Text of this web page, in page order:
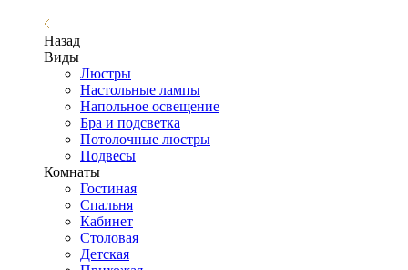
Назад
Виды
Люстры
Настольные лампы
Напольное освещение
Бра и подсветка
Потолочные люстры
Подвесы
Комнаты
Гостиная
Спальня
Кабинет
Столовая
Детская